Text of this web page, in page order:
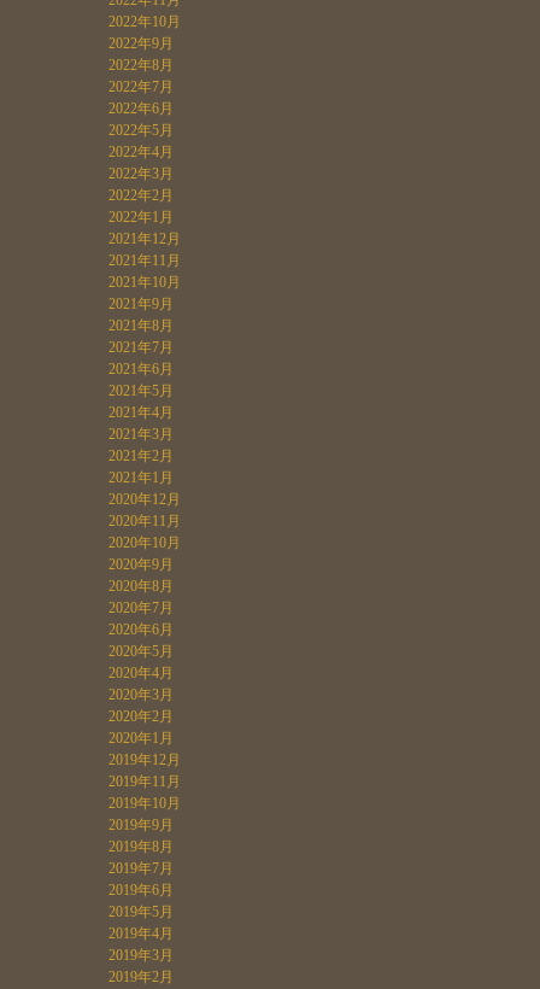
2022年10月
2022年9月
2022年8月
2022年7月
2022年6月
2022年5月
2022年4月
2022年3月
2022年2月
2022年1月
2021年12月
2021年11月
2021年10月
2021年9月
2021年8月
2021年7月
2021年6月
2021年5月
2021年4月
2021年3月
2021年2月
2021年1月
2020年12月
2020年11月
2020年10月
2020年9月
2020年8月
2020年7月
2020年6月
2020年5月
2020年4月
2020年3月
2020年2月
2020年1月
2019年12月
2019年11月
2019年10月
2019年9月
2019年8月
2019年7月
2019年6月
2019年5月
2019年4月
2019年3月
2019年2月